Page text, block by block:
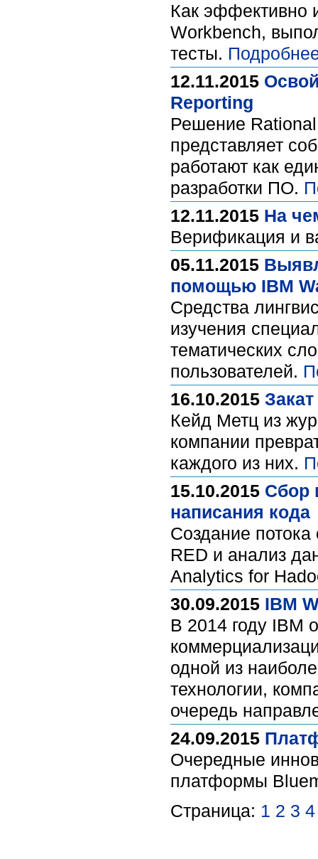
Как эффективно
Workbench,
тесты.
12.11.2015
Reporting
Решение
представляет
работают как
разработки ПО.
12.11.2015 На
Верификация и
05.11.2015
помощью IBM
Средства
изучения
тематических
пользователей.
16.10.2015
Кейд Метц из
компании
каждого из них.
15.10.2015 Сбор
написания кода
Создание
RED и анализ
Analytics for
30.09.2015 IBM
В 2014 году IBM
одной из
технологии,
очередь
24.09.2015
Очередные
платформы
Страница: 1 2 3 4